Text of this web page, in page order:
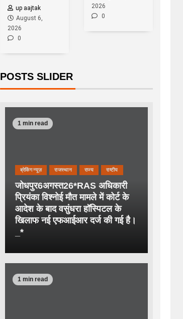
up aajtak
August 6,
2026
0
2026
0
POSTS SLIDER
1 min read
ब्रेकिंग न्यूज़ राजस्थान राज्य राष्टीय
जोधपुर6अगस्त26*RAS अधिकारी
प्रियंका विश्नोई मौत मामले में कोर्ट के
आदेश के बाद वसुंधरा हॉस्पिटल के
खिलाफ नई एफआईआर दर्ज की गई है।
_*
1 min read